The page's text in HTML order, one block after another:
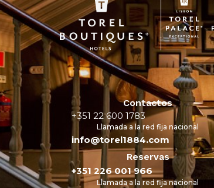
Contactos
+351 22 600 1783
Llamada a la red fija nacional
info@torel1884.com
Reservas
+351 226 001 966
Llamada a la red fija nacional